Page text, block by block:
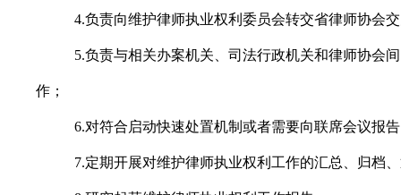
4.负责向维护律师执业权利委员会转交省律师协会
5.负责与相关办案机关、司法行政机关和律师协会
作；
6.对符合启动快速处置机制或者需要向联席会议报
7.定期开展对维护律师执业权利工作的汇总、归档